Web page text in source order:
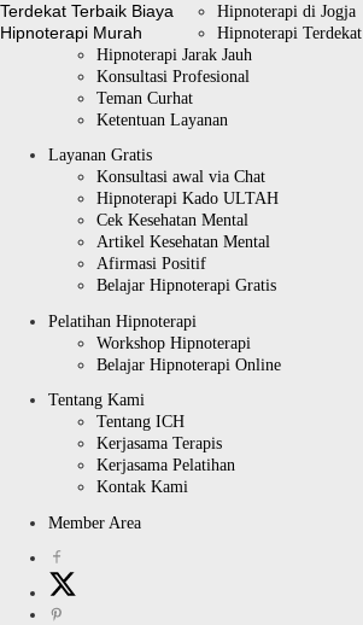
Hipnoterapi di Jogja
Hipnoterapi Terdekat
Hipnoterapi Jarak Jauh
Konsultasi Profesional
Teman Curhat
Ketentuan Layanan
Layanan Gratis
Konsultasi awal via Chat
Hipnoterapi Kado ULTAH
Cek Kesehatan Mental
Artikel Kesehatan Mental
Afirmasi Positif
Belajar Hipnoterapi Gratis
Pelatihan Hipnoterapi
Workshop Hipnoterapi
Belajar Hipnoterapi Online
Tentang Kami
Tentang ICH
Kerjasama Terapis
Kerjasama Pelatihan
Kontak Kami
Member Area